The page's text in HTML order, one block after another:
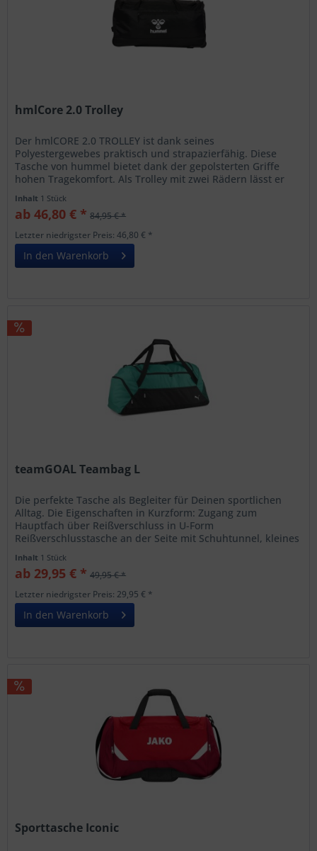
hmlCore 2.0 Trolley
Der hmlCORE 2.0 TROLLEY ist dank seines
Polyestergewebes praktisch und strapazierfähig. Diese
Tasche von hummel bietet dank der gepolsterten Griffe
hohen Tragekomfort. Als Trolley mit zwei Rädern lässt er
Inhalt 1 Stück
ab 46,80 € * 84,95 € *
Letzter niedrigster Preis: 46,80 € *
In den Warenkorb
teamGOAL Teambag L
Die perfekte Tasche als Begleiter für Deinen sportlichen
Alltag. Die Eigenschaften in Kurzform: Zugang zum
Hauptfach über Reißverschluss in U-Form
Reißverschlusstasche an der Seite mit Schuhtunnel, kleines
Inhalt 1 Stück
ab 29,95 € * 49,95 € *
Letzter niedrigster Preis: 29,95 € *
In den Warenkorb
Sporttasche Iconic